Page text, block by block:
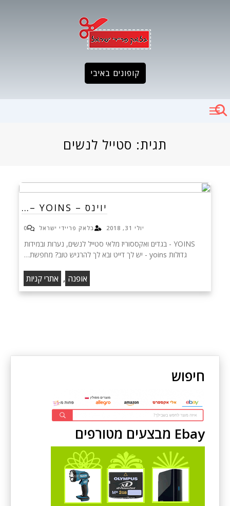
קופונים באיבי
תגית: סטייל לנשים
יוינס – YOINS –…
יולי 31, 2018 בלאק פריידי ישראל 0
YOINS - בגדים ואקססוריז מלאי סטייל לנשים, נערות ובמידות
גדולות yoins - יש לך דייט ובא לך להרגיש טוב? מחפשת…
אופנה , אתרי קניות
חיפוש
Ebay מבצעים מטורפים